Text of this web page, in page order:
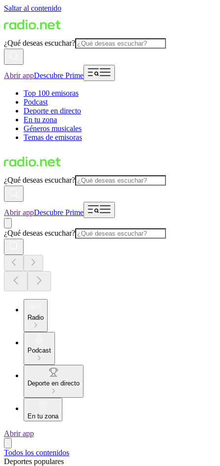
Saltar al contenido
¿Qué deseas escuchar?
Abrir appDescubre Prime
Top 100 emisoras
Podcast
Deporte en directo
En tu zona
Géneros musicales
Temas de emisoras
¿Qué deseas escuchar?
Abrir appDescubre Prime
¿Qué deseas escuchar?
Radio
Podcast
Deporte en directo
En tu zona
Abrir app
Todos los contenidos
Deportes populares